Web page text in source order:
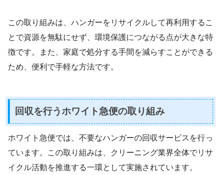
この取り組みは、ハンガーをリサイクルして再利用するこ
とで資源を無駄にせず、環境保護につながる点が大きな特
徴です。また、家庭で処分する手間を減らすことができる
ため、便利で手軽な方法です。
回収を行うホワイト急便の取り組み
ホワイト急便では、不要なハンガーの回収サービスを行っ
ています。この取り組みは、クリーニング業界全体でリサ
イクル活動を推進する一環として実施されています。